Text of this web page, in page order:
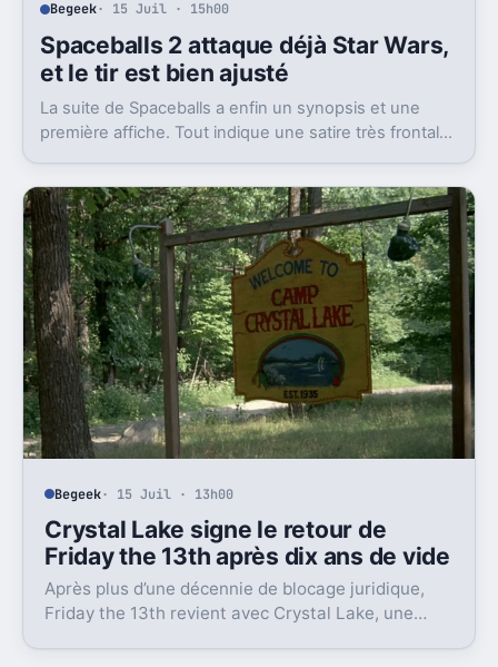
Begeek· 15 Juil · 15h00
Spaceballs 2 attaque déjà Star Wars,
et le tir est bien ajusté
La suite de Spaceballs a enfin un synopsis et une
première affiche. Tout indique une satire très frontale
Begeek· 15 Juil · 13h00
Crystal Lake signe le retour de
Friday the 13th après dix ans de vide
Après plus d’une décennie de blocage juridique,
Friday the 13th revient avec Crystal Lake, une